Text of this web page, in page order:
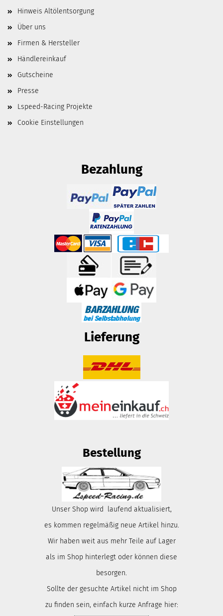
Hinweis Altölentsorgung
Über uns
Firmen & Hersteller
Händlereinkauf
Gutscheine
Presse
Lspeed-Racing Projekte
Cookie Einstellungen
Bezahlung
Lieferung
Bestellung
Unser Shop wird laufend aktualisiert,
es kommen regelmäßig neue Artikel hinzu.
Wir haben weit aus mehr Teile auf Lager
als im Shop hinterlegt oder können diese
besorgen.
Sollte der gesuchte Artikel nicht im Shop
zu finden sein, einfach kurze Anfrage hier: